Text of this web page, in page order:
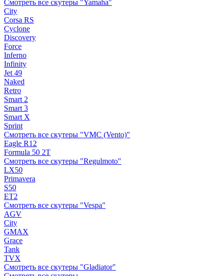
Смотреть все скутеры "Yamaha"
City
Corsa RS
Cyclone
Discovery
Force
Inferno
Infinity
Jet 49
Naked
Retro
Smart 2
Smart 3
Smart X
Sprint
Смотреть все скутеры "VMC (Vento)"
Eagle R12
Formula 50 2Т
Смотреть все скутеры "Regulmoto"
LX50
Primavera
S50
ET2
Смотреть все скутеры "Vespa"
AGV
City
GMAX
Grace
Tank
TVX
Смотреть все скутеры "Gladiator"